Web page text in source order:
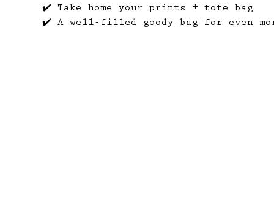
✔️ Take home your prints + tote bag
✔️ A well-filled goody bag for even